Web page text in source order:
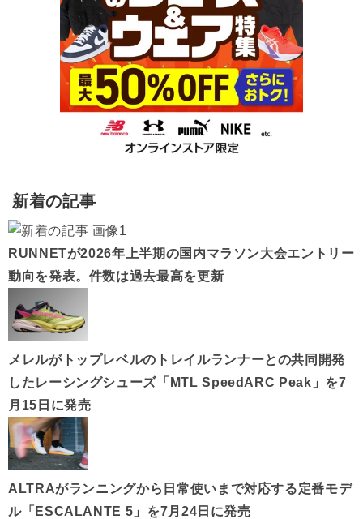
新着の記事
RUNNETが2026年上半期の国内マラソン大会エントリー
動向を発表。件数は過去最高を更新
メレルがトップレベルのトレイルランナーとの共同開発
したレーシングシューズ「MTL SpeedARC Peak」を7
月15日に発売
ALTRAがランニングから日常使いまで対応する定番モデ
ル「ESCALANTE 5」を7月24日に発売